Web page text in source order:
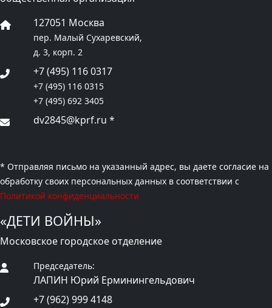
127051 Москва
пер. Малый Сухаревский,
д. 3, корп. 2
+7 (495) 116 0317
+7 (495) 116 0315
+7 (495) 692 3405
dv2845@kprf.ru *
* Отправляя письмо на указанный адрес, вы даете согласие на
обработку своих персональных данных в соответствии с
Политикой конфиденциальности
«ДЕТИ ВОЙНЫ»
Московское городское отделение
Председатель:
ЛАПИН Юрий Ерминингельдович
+7 (962) 999 4148